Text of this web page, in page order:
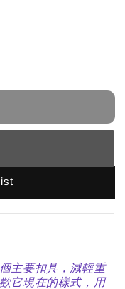
主要扣具，減輕重
它現在的樣式，用